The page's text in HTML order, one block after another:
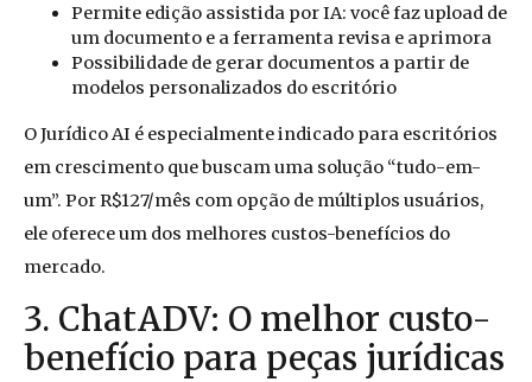
Permite edição assistida por IA: você faz upload de
um documento e a ferramenta revisa e aprimora
Possibilidade de gerar documentos a partir de
modelos personalizados do escritório
O Jurídico AI é especialmente indicado para escritórios
em crescimento que buscam uma solução “tudo-em-
um”. Por R$127/mês com opção de múltiplos usuários,
ele oferece um dos melhores custos-benefícios do
mercado.
3. ChatADV: O melhor custo-
benefício para peças jurídicas